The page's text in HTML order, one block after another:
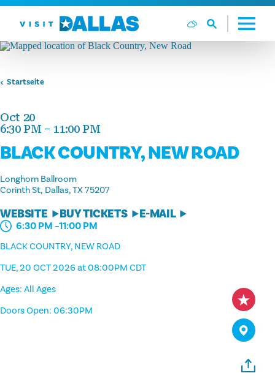
Zum Inhalt springen
Startseite
Oct 20
6:30 PM – 11:00 PM
BLACK COUNTRY, NEW ROAD
Longhorn Ballroom
Corinth St Dallas, TX 75207
WEBSITE BUY TICKETS E-MAIL
6:30 PM –11:00 PM
BLACK COUNTRY, NEW ROAD
TUE, 20 OCT 2026 at 08:00PM CDT
Ages: All Ages
Doors Open: 06:30PM